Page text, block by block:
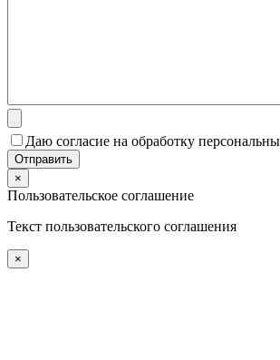
Даю согласие на обработку
×
Пользовательское соглашение
Текст пользовательского соглашения
×